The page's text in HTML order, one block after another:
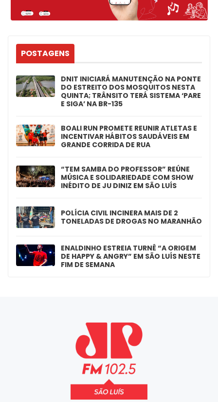
POSTAGENS
DNIT INICIARÁ MANUTENÇÃO NA PONTE
DO ESTREITO DOS MOSQUITOS NESTA
QUINTA; TRÂNSITO TERÁ SISTEMA ‘PARE
E SIGA’ NA BR-135
BOALI RUN PROMETE REUNIR ATLETAS E
INCENTIVAR HÁBITOS SAUDÁVEIS EM
GRANDE CORRIDA DE RUA
“TEM SAMBA DO PROFESSOR” REÚNE
MÚSICA E SOLIDARIEDADE COM SHOW
INÉDITO DE JU DINIZ EM SÃO LUÍS
POLÍCIA CIVIL INCINERA MAIS DE 2
TONELADAS DE DROGAS NO MARANHÃO
ENALDINHO ESTREIA TURNÊ “A ORIGEM
DE HAPPY & ANGRY” EM SÃO LUÍS NESTE
FIM DE SEMANA